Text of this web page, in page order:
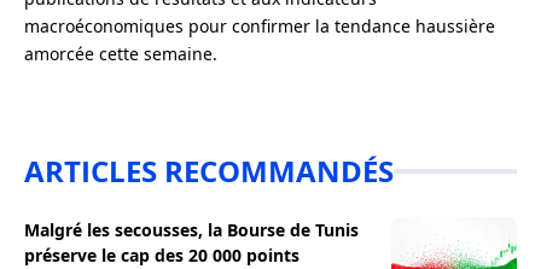
macroéconomiques pour confirmer la tendance haussière
amorcée cette semaine.
ARTICLES RECOMMANDÉS
Malgré les secousses, la Bourse de Tunis
préserve le cap des 20 000 points